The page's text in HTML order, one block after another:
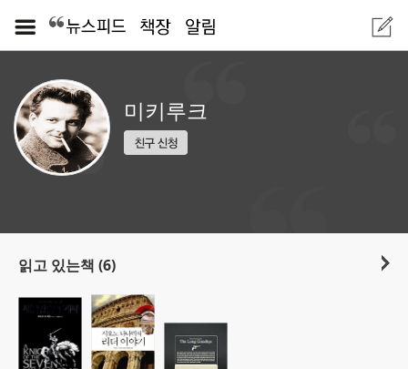
미키루크
읽고 있는책 (6)